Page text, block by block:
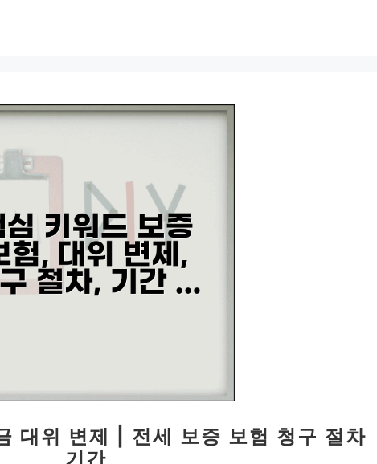
대위 변제 | 전세 보증 보험 청구 절차
기간